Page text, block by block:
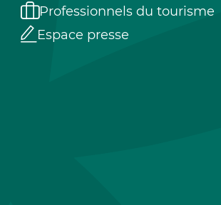
Professionnels du tourisme
Espace presse